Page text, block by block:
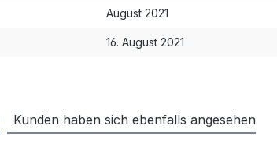
August 2021
16. August 2021
Kunden haben sich ebenfalls angesehen